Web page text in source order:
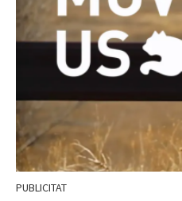
PUBLICITAT